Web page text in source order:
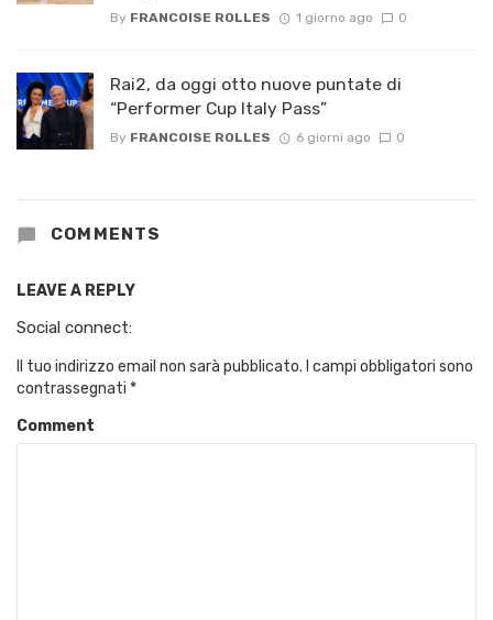
By FRANCOISE ROLLES 1 giorno ago 0
Rai2, da oggi otto nuove puntate di
“Performer Cup Italy Pass”
By FRANCOISE ROLLES 6 giorni ago 0
COMMENTS
LEAVE A REPLY
Social connect:
Il tuo indirizzo email non sarà pubblicato. I campi obbligatori sono
contrassegnati *
Comment